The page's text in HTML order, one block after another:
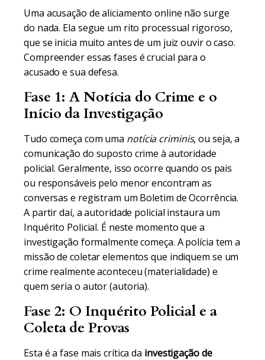
Uma acusação de aliciamento online não surge
do nada. Ela segue um rito processual rigoroso,
que se inicia muito antes de um juiz ouvir o caso.
Compreender essas fases é crucial para o
acusado e sua defesa.
Fase 1: A Notícia do Crime e o
Início da Investigação
Tudo começa com uma notícia criminis, ou seja, a
comunicação do suposto crime à autoridade
policial. Geralmente, isso ocorre quando os pais
ou responsáveis pelo menor encontram as
conversas e registram um Boletim de Ocorrência.
A partir daí, a autoridade policial instaura um
Inquérito Policial. É neste momento que a
investigação formalmente começa. A polícia tem a
missão de coletar elementos que indiquem se um
crime realmente aconteceu (materialidade) e
quem seria o autor (autoria).
Fase 2: O Inquérito Policial e a
Coleta de Provas
Esta é a fase mais crítica da investigação de